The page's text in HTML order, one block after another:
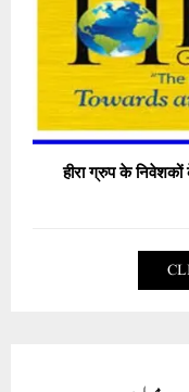
हीरा ग्रुप के निवेशकों